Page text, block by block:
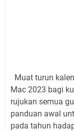
Muat turun
Mac 2023 bagi
rujukan semua
panduan awal
pada tahun